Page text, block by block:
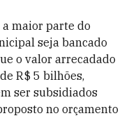
a maior parte do
seja bancado
o valor arrecadado
R$ 5 bilhões,
ser subsidiados
no orçamento